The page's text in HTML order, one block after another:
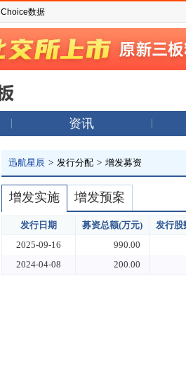
Choice数据
资讯
迅航星辰 > 发行分配 > 增发募资
增发实施 增发预案
发行日期 募资总额(万元)
发行股
2025-09-16
990.00
2024-04-08
200.00